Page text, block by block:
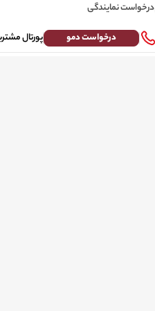
درخواست نمایندگی
درخواست دمو پورتال